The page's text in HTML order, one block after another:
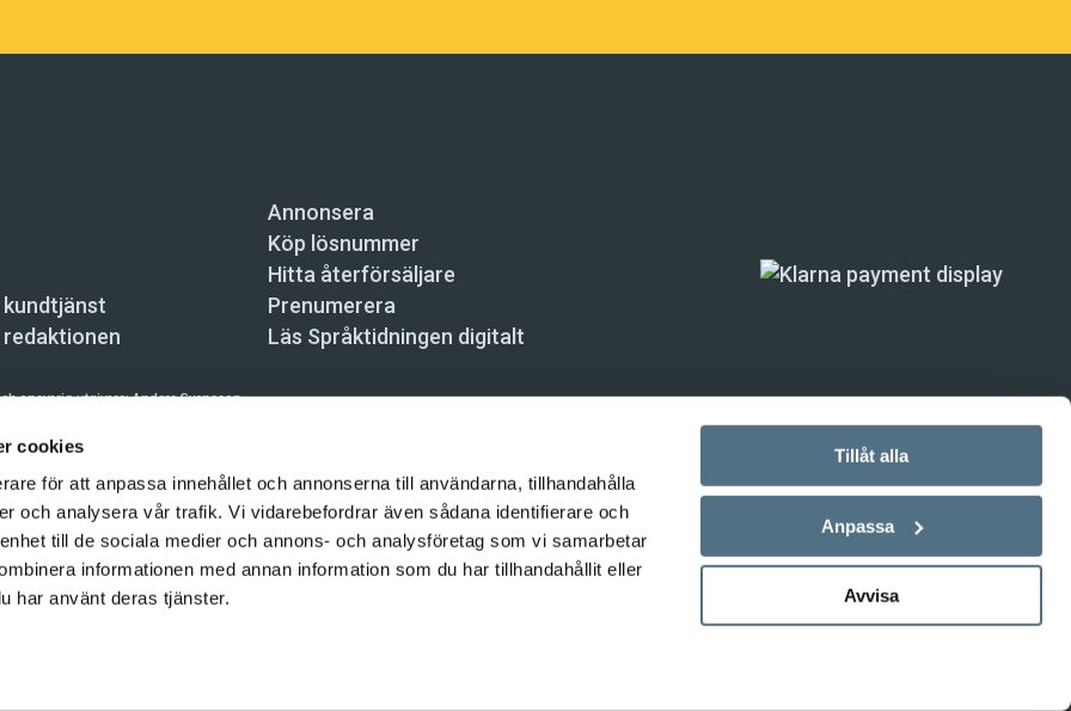
cookies
för att anpassa innehållet och annonserna till användarna, tillhandahålla
och analysera vår trafik. Vi vidarebefordrar även sådana identifierare och
till de sociala medier och annons- och analysföretag som vi samarbetar
informationen med annan information som du har tillhandahållit eller
har använt deras tjänster.
Tillåt alla
Anpassa
Avvisa
Annonsera
Köp lösnummer
Hitta återförsäljare
Prenumerera
Läs Språktidningen digitalt
ansvarig utgivare:Anders Svensson
Skeppsbron 34, 111 30 Stockholm,
prenumeration: 08-121 062 34 (vardagar 8–17),kundtjanst@spraktidningen.se
automatiska tjänster och maskinläsbara metoder (robotar, spiders, indexering och liknande) är inte
på denna webbplats är upphovsrättsligt skyddat.